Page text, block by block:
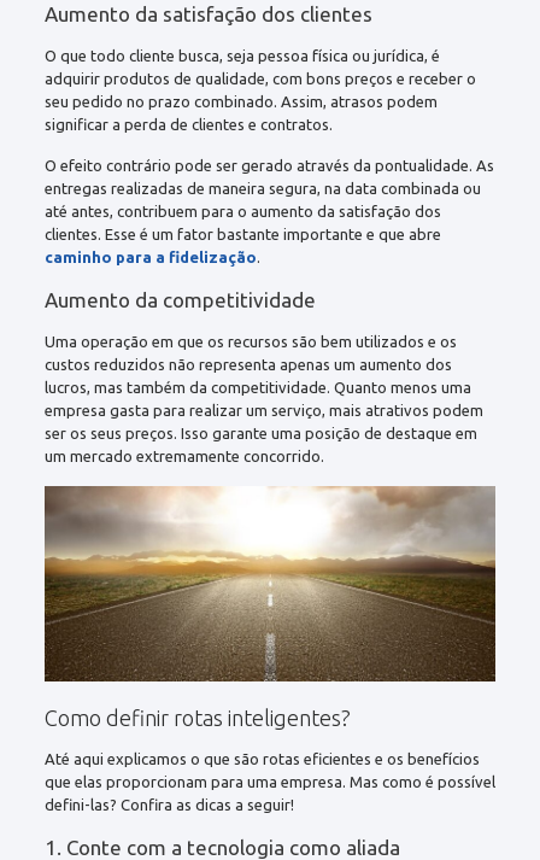
Aumento da satisfação dos clientes
O que todo cliente busca, seja pessoa física ou jurídica, é
adquirir produtos de qualidade, com bons preços e receber o
seu pedido no prazo combinado. Assim, atrasos podem
significar a perda de clientes e contratos.
O efeito contrário pode ser gerado através da pontualidade. As
entregas realizadas de maneira segura, na data combinada ou
até antes, contribuem para o aumento da satisfação dos
clientes. Esse é um fator bastante importante e que abre
caminho para a fidelização
Aumento da competitividade
Uma operação em que os recursos são bem utilizados e os
custos reduzidos não representa apenas um aumento dos
lucros, mas também da competitividade. Quanto menos uma
empresa gasta para realizar um serviço, mais atrativos podem
ser os seus preços. Isso garante uma posição de destaque em
um mercado extremamente concorrido.
Como definir rotas inteligentes?
Até aqui explicamos o que são rotas eficientes e os benefícios
que elas proporcionam para uma empresa. Mas como é possível
defini-las? Confira as dicas a seguir!
1. Conte com a tecnologia como aliada